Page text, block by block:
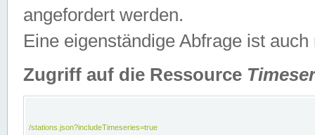
angefordert werden.
Eine eigenständige Abfrage ist auch
Zugriff auf die Ressource
/stations.json?includeTimeseries=true